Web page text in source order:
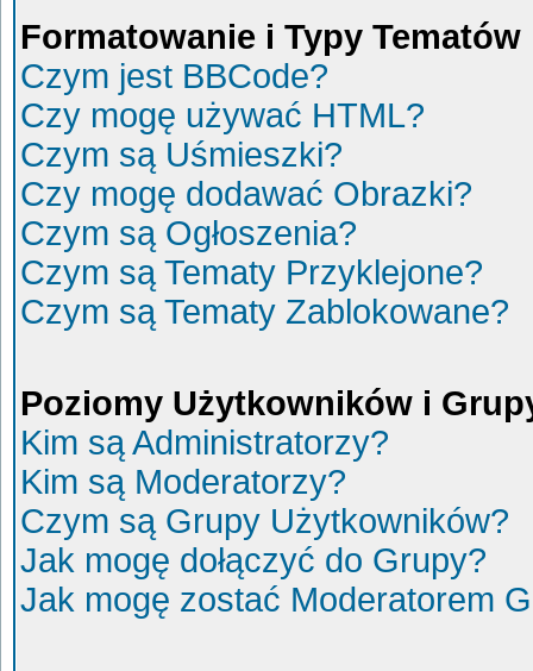
Formatowanie i Typy Tematów
Czym jest BBCode?
Czy mogę używać HTML?
Czym są Uśmieszki?
Czy mogę dodawać Obrazki?
Czym są Ogłoszenia?
Czym są Tematy Przyklejone?
Czym są Tematy Zablokowane?
Poziomy Użytkowników i
Kim są Administratorzy?
Kim są Moderatorzy?
Czym są Grupy Użytkowników?
Jak mogę dołączyć do Grupy?
Jak mogę zostać Moderatorem